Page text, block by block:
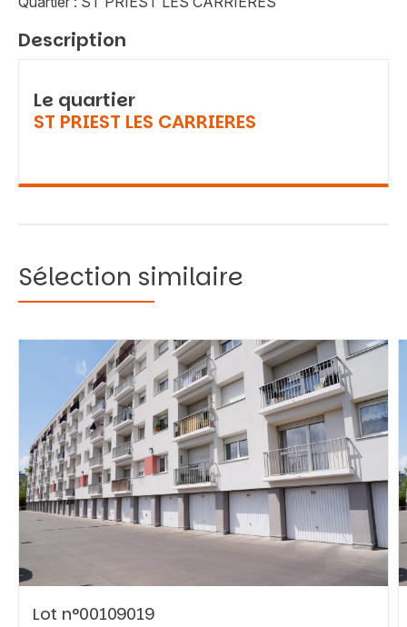
Description
Le quartier
ST PRIEST LES CARRIERES
Sélection similaire
Lot n°00109019